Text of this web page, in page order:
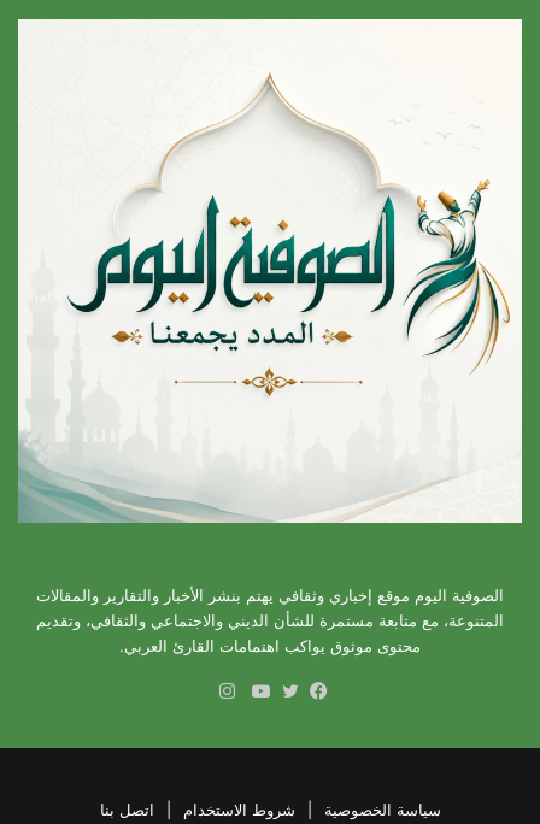
الصوفية اليوم موقع إخباري وثقافي يهتم بنشر الأخبار والتقارير والمقالات
المتنوعة، مع متابعة مستمرة للشأن الديني والاجتماعي والثقافي، وتقديم
محتوى موثوق يواكب اهتمامات القارئ العربي.
سياسة الخصوصية شروط الاستخدام اتصل بنا